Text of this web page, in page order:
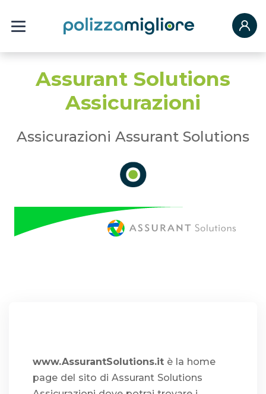
Assurant Solutions
Assicurazioni
Assicurazioni Assurant Solutions
www.AssurantSolutions.it è la home
page del sito di Assurant Solutions